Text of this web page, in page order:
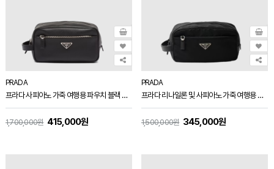
PRADA
프라다 사피아노 가죽 여행용 파우치 블랙 2NA819
1,700,000원 415,000원
PRADA
프라다 리나일론 및 사피아노 가죽 여행용 파우치 블랙 2NA819
1,500,000원 345,000원